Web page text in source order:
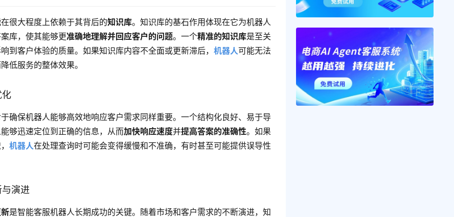
在很大程度上依赖于其背后的知识库。知识库的基石作用体现在它为机器人
库，使其能够更准确地理解并回应客户的问题。一个精准的知识库是至关
到客户体验的质量。如果知识库内容不全面或更新滞后，机器人可能无法
低服务的整体效果。
化
确保机器人能够高效地响应客户需求同样重要。一个结构化良好、易于导
够迅速定位到正确的信息，从而加快响应速度并提高答案的准确性。如果
机器人在处理查询时可能会变得缓慢和不准确，有时甚至可能提供误导性
演进
是智能客服机器人长期成功的关键。随着市场和客户需求的不断演进，知